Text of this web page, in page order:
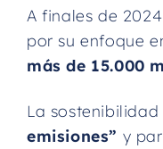
A finales de
por su enfoque
más de 15.000
La
emisiones” y